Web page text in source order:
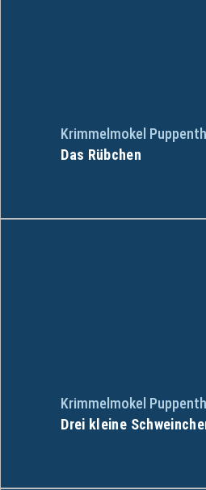
Krimmelmokel
Das Rübchen
Krimmelmokel
Drei kleine